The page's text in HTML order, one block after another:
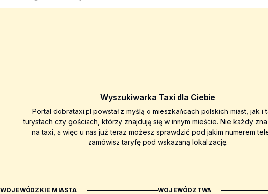
Wyszukiwarka Taxi dla Ciebie
Portal dobrataxi.pl powstał z myślą o mieszkańcach polskich miast, jak i
turystach czy gościach, którzy znajdują się w innym mieście. Nie każdy
na taxi, a więc u nas już teraz możesz sprawdzić pod jakim numerem
zamówisz taryfę pod wskazaną lokalizację.
WOJEWÓDZKIE MIASTA WOJEWÓDZTWA